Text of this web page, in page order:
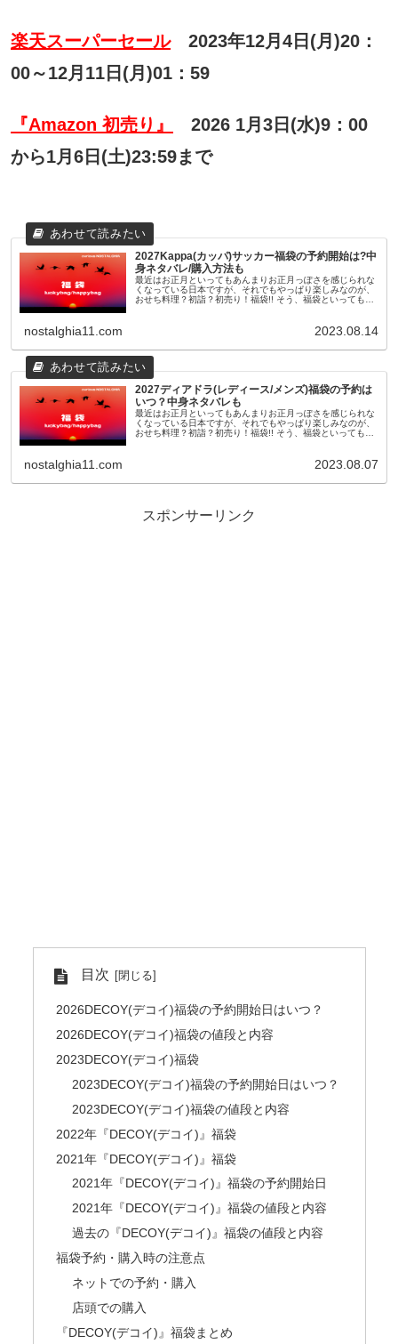
楽天スーパーセール
2023年12月4日(月)20：
00～12月11日(月)01：59
『Amazon 初売り』
2026 1月3日(水)9：00
から1月6日(土)23:59まで
2027Kappa(カッパ)サッカー福袋の予約開始は?中
身ネタバレ/購入方法も
最近はお正月といってもあんまりお正月っぽさを感じられな
くなっている日本ですが、それでもやっぱり楽しみなのが、
おせち料理？初詣？初売り！福袋!! そう、福袋といっても最
nostalghia11.com 2023.08.14
2027ディアドラ(レディース/メンズ)福袋の予約は
いつ？中身ネタバレも
最近はお正月といってもあんまりお正月っぽさを感じられな
くなっている日本ですが、それでもやっぱり楽しみなのが、
おせち料理？初詣？初売り！福袋!! そう、福袋といっても最
nostalghia11.com 2023.08.07
スポンサーリンク
目次
2026DECOY(デコイ)福袋の予約開始日はいつ？
2026DECOY(デコイ)福袋の値段と内容
2023DECOY(デコイ)福袋
2023DECOY(デコイ)福袋の予約開始日はいつ？
2023DECOY(デコイ)福袋の値段と内容
2022年『DECOY(デコイ)』福袋
2021年『DECOY(デコイ)』福袋
2021年『DECOY(デコイ)』福袋の予約開始日
2021年『DECOY(デコイ)』福袋の値段と内容
過去の『DECOY(デコイ)』福袋の値段と内容
福袋予約・購入時の注意点
ネットでの予約・購入
店頭での購入
『DECOY(デコイ)』福袋まとめ